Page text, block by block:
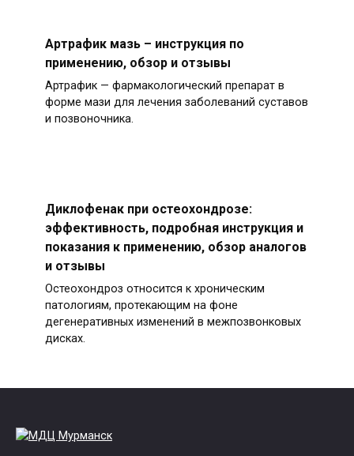
Артрафик мазь – инструкция по
применению, обзор и отзывы
Артрафик — фармакологический препарат в
форме мази для лечения заболеваний суставов
и позвоночника.
Диклофенак при остеохондрозе:
эффективность, подробная инструкция и
показания к применению, обзор аналогов
и отзывы
Остеохондроз относится к хроническим
патологиям, протекающим на фоне
дегенеративных изменений в межпозвонковых
дисках.